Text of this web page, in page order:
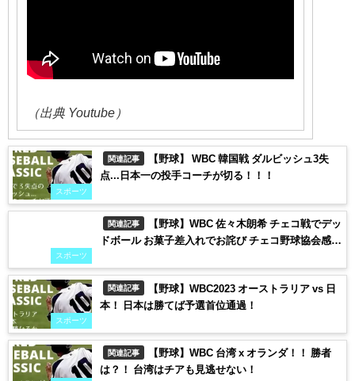
（出典 Youtube）
スポーツ
関連記事
【野球】 WBC 韓国戦 ダルビッシュ3失
点...日本一の投手コーチが切る！！！
スポーツ
関連記事
【野球】WBC 佐々木朗希 チェコ戦でデッ
ドボール お菓子差入れでお詫び チェコ野球協会感
スポーツ
関連記事
【野球】WBC2023 オーストラリア vs 日
本！ 日本は勝てば予選首位通過！
関連記事
【野球】WBC 台湾 x オランダ！！ 勝者
は？！ 台湾はチアも見逃せない！